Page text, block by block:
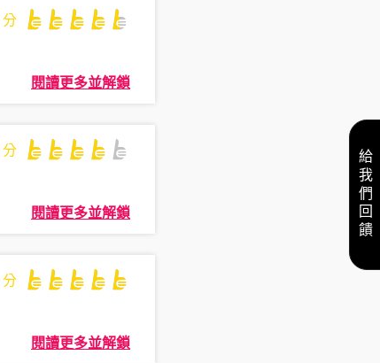
分
閱讀更多並解鎖
分
閱讀更多並解鎖
分
閱讀更多並解鎖
給我們回饋